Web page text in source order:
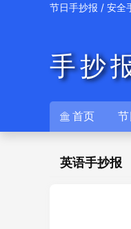
节日手抄报 / 安全
手抄
 首页 节
英语手抄报